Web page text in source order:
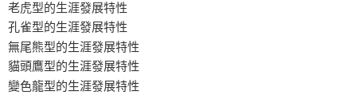
老虎型的生涯發展特性
孔雀型的生涯發展特性
無尾熊型的生涯發展特性
貓頭鷹型的生涯發展特性
變色龍型的生涯發展特性